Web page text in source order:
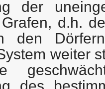
der
d.h.
den
weiter
des